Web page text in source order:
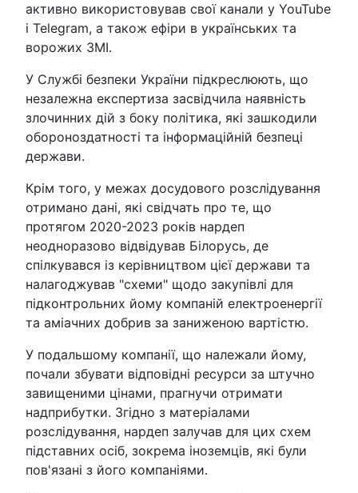
активно використовував свої канали у YouTube
і Telegram, а також ефіри в українських та
ворожих ЗМІ.
У Службі безпеки України підкреслюють, що
незалежна експертиза засвідчила наявність
злочинних дій з боку політика, які зашкодили
обороноздатності та інформаційній безпеці
держави.
Крім того, у межах досудового розслідування
отримано дані, які свідчать про те, що
протягом 2020-2023 років нардеп
неодноразово відвідував Білорусь, де
спілкувався із керівництвом цієї держави та
налагоджував "схеми" щодо закупівлі для
підконтрольних йому компаній електроенергії
та аміачних добрив за заниженою вартістю.
У подальшому компанії, що належали йому,
почали збувати відповідні ресурси за штучно
завищеними цінами, прагнучи отримати
надприбутки. Згідно з матеріалами
розслідування, нардеп залучав для цих схем
підставних осіб, зокрема іноземців, які були
пов'язані з його компаніями.